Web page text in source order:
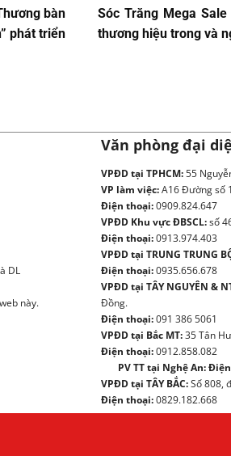
bàn
phát triển
Sóc Trăng Mega
thương hiệu trong và
DL
này.
Văn phòng đại
VPĐD tại TPHCM:55
VP làm việc:A16 Đường số
Điện thoại:0909.824.647
VPĐD Khu vực ĐBSCL:số
Điện thoại:0913.974.403
VPĐD tại TRUNG TRUNG
Điện thoại:0935.656.678
VPĐD tại TÂY NGUYÊN &
Đồng.
Điện thoại:091 386 5061
VPĐD tại Bắc MT:35 Tân
Điện thoại:0912.858.082
PV TT tại Nghệ An:
VPĐD tại TÂY BẮC:Số 808,
Điện thoại:0829.182.668